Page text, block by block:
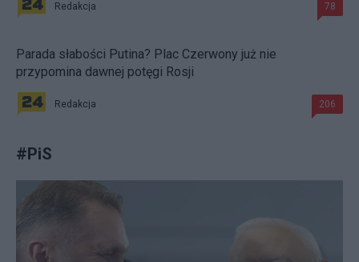
Redakcja 78
Parada słabości Putina? Plac Czerwony już nie
przypomina dawnej potęgi Rosji
Redakcja 206
#PiS